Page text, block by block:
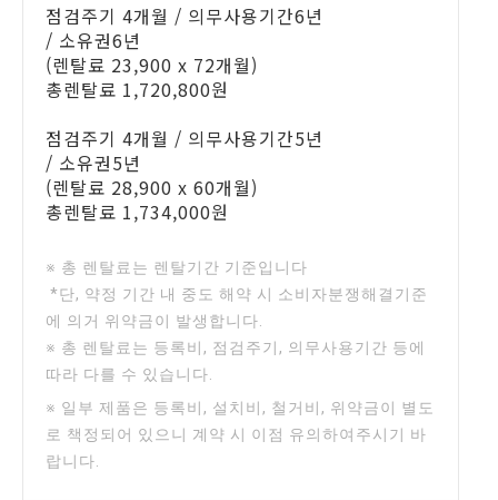
점검주기 4개월 / 의무사용기간6년
/ 소유권6년
(렌탈료 23,900 x 72개월)
총렌탈료 1,720,800원
점검주기 4개월 / 의무사용기간5년
/ 소유권5년
(렌탈료 28,900 x 60개월)
총렌탈료 1,734,000원
※ 총 렌탈료는 렌탈기간 기준입니다
*단, 약정 기간 내 중도 해약 시 소비자분쟁해결기준
에 의거 위약금이 발생합니다.
※ 총 렌탈료는 등록비, 점검주기, 의무사용기간 등에
따라 다를 수 있습니다.
※ 일부 제품은 등록비, 설치비, 철거비, 위약금이 별도
로 책정되어 있으니 계약 시 이점 유의하여주시기 바
랍니다.